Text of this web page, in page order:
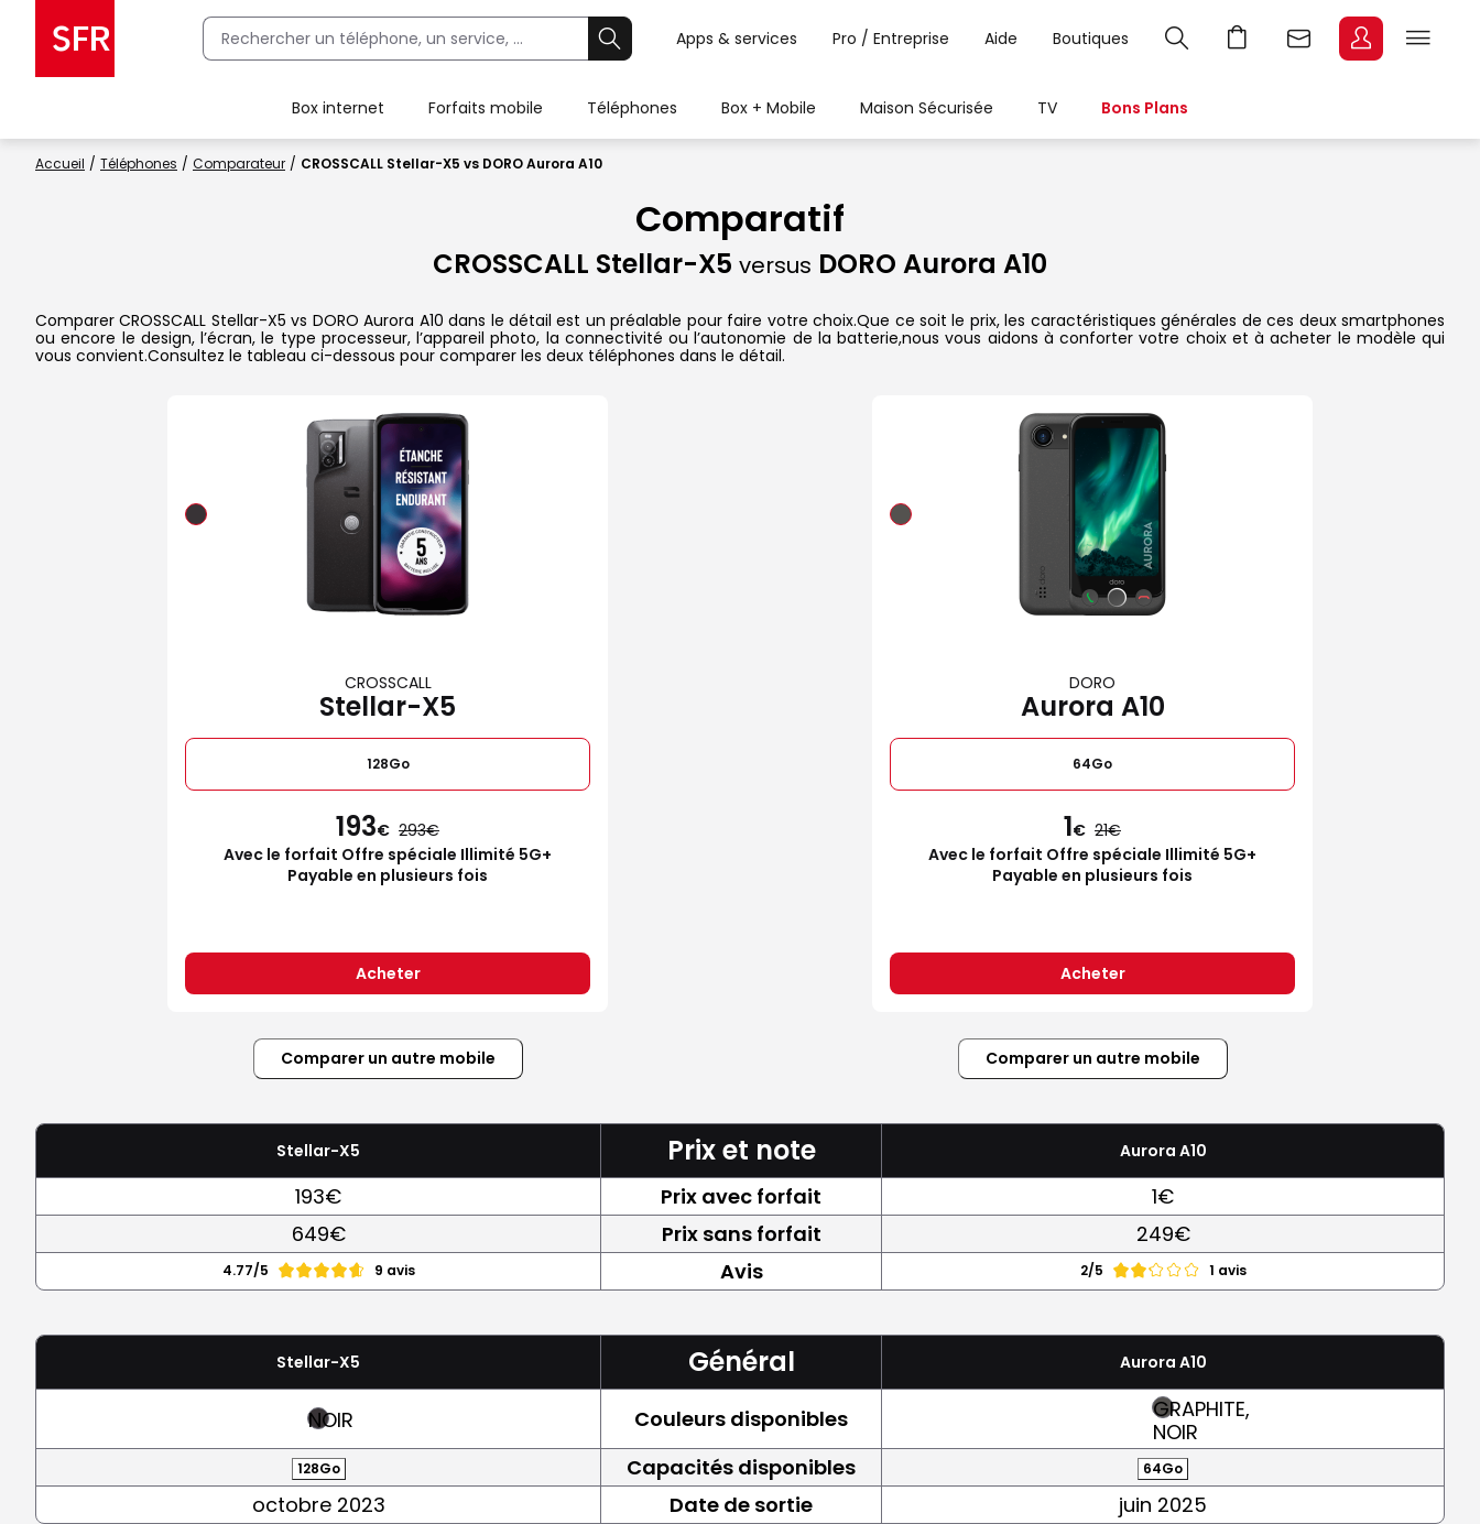
Apps & services Pro / Entreprise Aide Boutiques
Box internet Forfaits mobile Téléphones Box + Mobile Maison Sécurisée TV Bons Plans
Accueil Téléphones Comparateur CROSSCALL Stellar-X5 vs DORO Aurora A10
Comparatif
CROSSCALL Stellar-X5 versus DORO Aurora A10
Comparer CROSSCALL Stellar-X5 vs DORO Aurora A10 dans le détail est un préalable pour faire votre choix.Que ce soit le prix, les caractéristiques générales de ces deux smartphones
ou encore le design, l’écran, le type processeur, l’appareil photo, la connectivité ou l’autonomie de la batterie,nous vous aidons à conforter votre choix et à acheter le modèle qui
vous convient.Consultez le tableau ci-dessous pour comparer les deux téléphones dans le détail.
CROSSCALL
Stellar-X5
128Go
193€ 293
Avec le forfait Offre spéciale Illimité 5G+
Payable en plusieurs fois
Acheter
DORO
Aurora A10
64Go
1€ 21
Avec le forfait Offre spéciale Illimité 5G+
Payable en plusieurs fois
Acheter
Comparer un autre mobile Comparer un autre mobile
Stellar-X5 Prix et note Aurora A10
193€ Prix avec forfait
1€
649€
Prix sans forfait 249€
4.77/5 9 avis Avis 2/5 1 avis
Stellar-X5 Général Aurora A10
NOIR Couleurs disponibles
GRAPHITE,
NOIR
128Go Capacités disponibles 64Go
octobre 2023 Date de sortie juin 2025